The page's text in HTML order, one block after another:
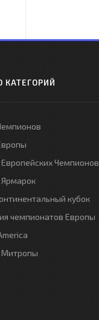
КАТЕГОРИЙ
Чемпионов
кубок
чемпионатов Европы
Митропы